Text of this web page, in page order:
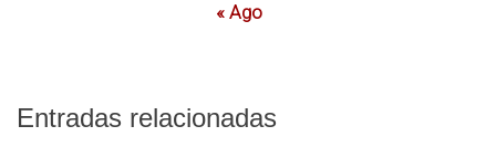
« Ago
Entradas relacionadas